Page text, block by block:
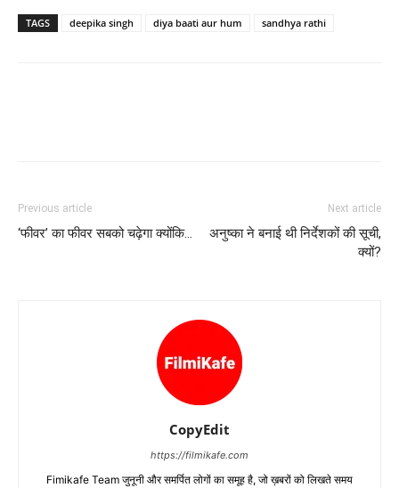
TAGS deepika singh diya baati aur hum sandhya rathi
Previous article
‘फीवर’ का फीवर सबको चढ़ेगा क्‍योंकि…
Next article
अनुष्‍का ने बनाई थी निर्देशकों की सूची,
क्‍यों?
CopyEdit
https://filmikafe.com
Fimikafe Team जुनूनी और समर्पित लोगों का समूह है, जो ख़बरों को लिखते समय